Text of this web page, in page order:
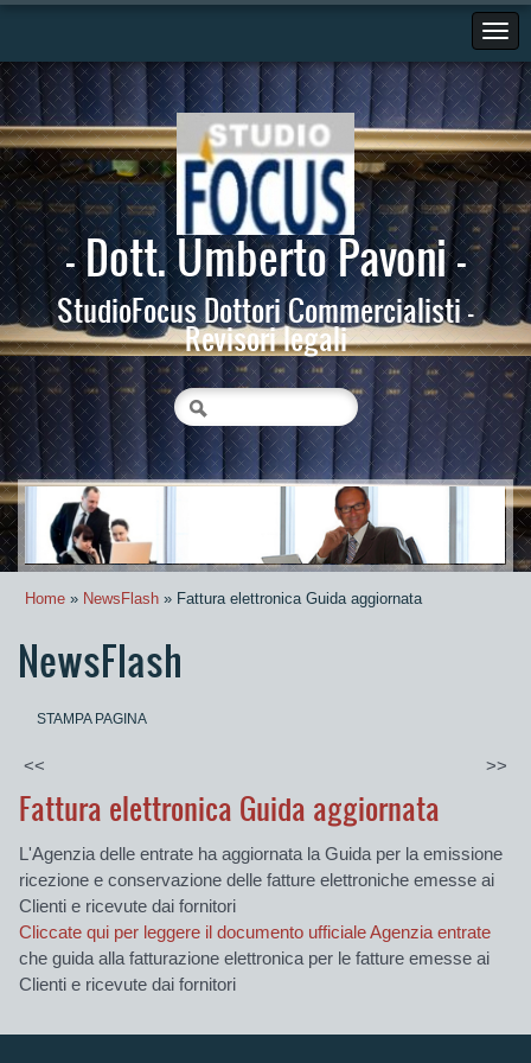
- Dott. Umberto Pavoni -
StudioFocus Dottori Commercialisti -
Revisori legali
Home » NewsFlash » Fattura elettronica Guida aggiornata
NewsFlash
STAMPA PAGINA
<< >>
Fattura elettronica Guida aggiornata
L'Agenzia delle entrate ha aggiornata la Guida per la emissione
ricezione e conservazione delle fatture elettroniche emesse ai
Clienti e ricevute dai fornitori
Cliccate qui per leggere il documento ufficiale Agenzia entrate
che guida alla fatturazione elettronica per le fatture emesse ai
Clienti e ricevute dai fornitori